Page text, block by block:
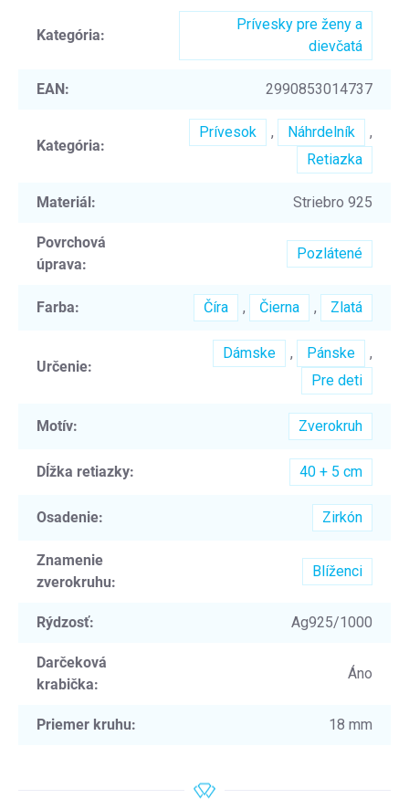
Kategória:
Prívesky pre ženy a
dievčatá
EAN: 2990853014737
Kategória:
Prívesok , Náhrdelník
,
Retiazka
Materiál: Striebro 925
Povrchová
úprava:
Pozlátené
Farba: Číra , Čierna , Zlatá
Určenie:
Dámske , Pánske
,
Pre deti
Motív: Zverokruh
Dĺžka retiazky: 40 + 5 cm
Osadenie: Zirkón
Znamenie
zverokruhu:
Blíženci
Rýdzosť: Ag925/1000
Darčeková
krabička:
Áno
Priemer kruhu: 18 mm